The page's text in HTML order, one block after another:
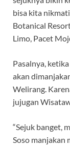
bisa kita
Botanical
Limo, Pacet
Pasalnya,
akan
Welirang.
jujugan
“Sejuk banget,
Soso manjakan